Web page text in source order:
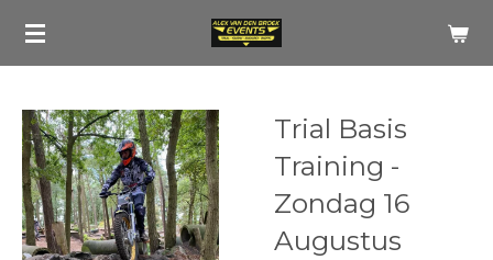
Ga
de
hoofdinhoud
Trial Basis
Training -
Zondag 16
Augustus